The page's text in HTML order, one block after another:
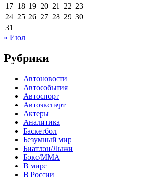
17 18 19 20 21 22 23
24 25 26 27 28 29 30
31
« Июл
Рубрики
Автоновости
Автособытия
Автоспорт
Автоэксперт
Актеры
Аналитика
Баскетбол
Безумный мир
Биатлон/Лыжи
Бокс/MMA
В мире
В России